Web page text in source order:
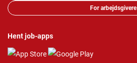
For arbejdsgivere
Hent job-apps